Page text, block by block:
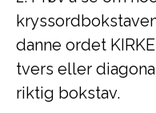
danne ordet
tvers eller
riktig bokstav.